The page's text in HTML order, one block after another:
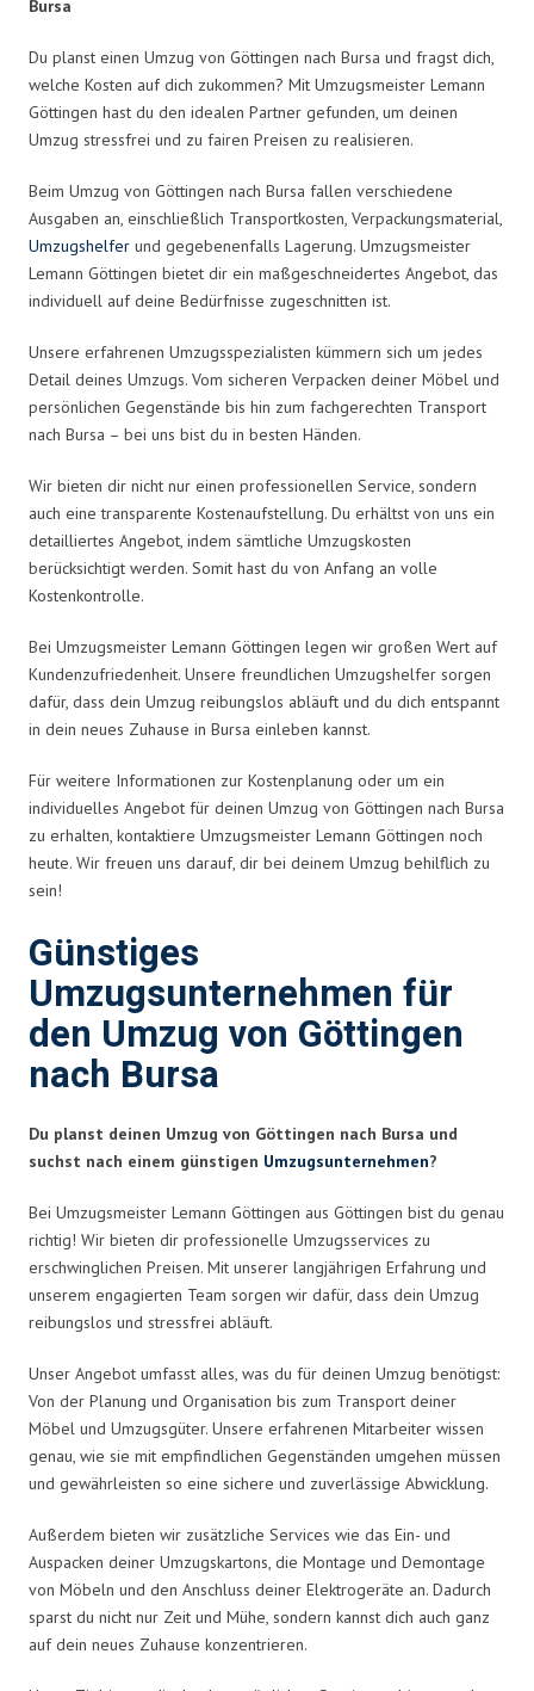
Bursa
Du planst einen Umzug von Göttingen nach Bursa und fragst dich,
welche Kosten auf dich zukommen? Mit Umzugsmeister Lemann
Göttingen hast du den idealen Partner gefunden, um deinen
Umzug stressfrei und zu fairen Preisen zu realisieren.
Beim Umzug von Göttingen nach Bursa fallen verschiedene
Ausgaben an, einschließlich Transportkosten, Verpackungsmaterial,
Umzugshelfer und gegebenenfalls Lagerung. Umzugsmeister
Lemann Göttingen bietet dir ein maßgeschneidertes Angebot, das
individuell auf deine Bedürfnisse zugeschnitten ist.
Unsere erfahrenen Umzugsspezialisten kümmern sich um jedes
Detail deines Umzugs. Vom sicheren Verpacken deiner Möbel und
persönlichen Gegenstände bis hin zum fachgerechten Transport
nach Bursa – bei uns bist du in besten Händen.
Wir bieten dir nicht nur einen professionellen Service, sondern
auch eine transparente Kostenaufstellung. Du erhältst von uns ein
detailliertes Angebot, indem sämtliche Umzugskosten
berücksichtigt werden. Somit hast du von Anfang an volle
Kostenkontrolle.
Bei Umzugsmeister Lemann Göttingen legen wir großen Wert auf
Kundenzufriedenheit. Unsere freundlichen Umzugshelfer sorgen
dafür, dass dein Umzug reibungslos abläuft und du dich entspannt
in dein neues Zuhause in Bursa einleben kannst.
Für weitere Informationen zur Kostenplanung oder um ein
individuelles Angebot für deinen Umzug von Göttingen nach Bursa
zu erhalten, kontaktiere Umzugsmeister Lemann Göttingen noch
heute. Wir freuen uns darauf, dir bei deinem Umzug behilflich zu
sein!
Günstiges
Umzugsunternehmen für
den Umzug von Göttingen
nach Bursa
Du planst deinen Umzug von Göttingen nach Bursa und
suchst nach einem günstigen Umzugsunternehmen?
Bei Umzugsmeister Lemann Göttingen aus Göttingen bist du genau
richtig! Wir bieten dir professionelle Umzugsservices zu
erschwinglichen Preisen. Mit unserer langjährigen Erfahrung und
unserem engagierten Team sorgen wir dafür, dass dein Umzug
reibungslos und stressfrei abläuft.
Unser Angebot umfasst alles, was du für deinen Umzug benötigst:
Von der Planung und Organisation bis zum Transport deiner
Möbel und Umzugsgüter. Unsere erfahrenen Mitarbeiter wissen
genau, wie sie mit empfindlichen Gegenständen umgehen müssen
und gewährleisten so eine sichere und zuverlässige Abwicklung.
Außerdem bieten wir zusätzliche Services wie das Ein- und
Auspacken deiner Umzugskartons, die Montage und Demontage
von Möbeln und den Anschluss deiner Elektrogeräte an. Dadurch
sparst du nicht nur Zeit und Mühe, sondern kannst dich auch ganz
auf dein neues Zuhause konzentrieren.